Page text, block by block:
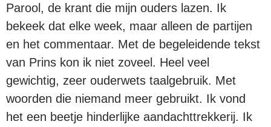
Parool, de krant die mijn ouders lazen. Ik
bekeek dat elke week, maar alleen de partijen
en het commentaar. Met de begeleidende tekst
van Prins kon ik niet zoveel. Heel veel
gewichtig, zeer ouderwets taalgebruik. Met
woorden die niemand meer gebruikt. Ik vond
het een beetje hinderlijke aandachttrekkerij. Ik